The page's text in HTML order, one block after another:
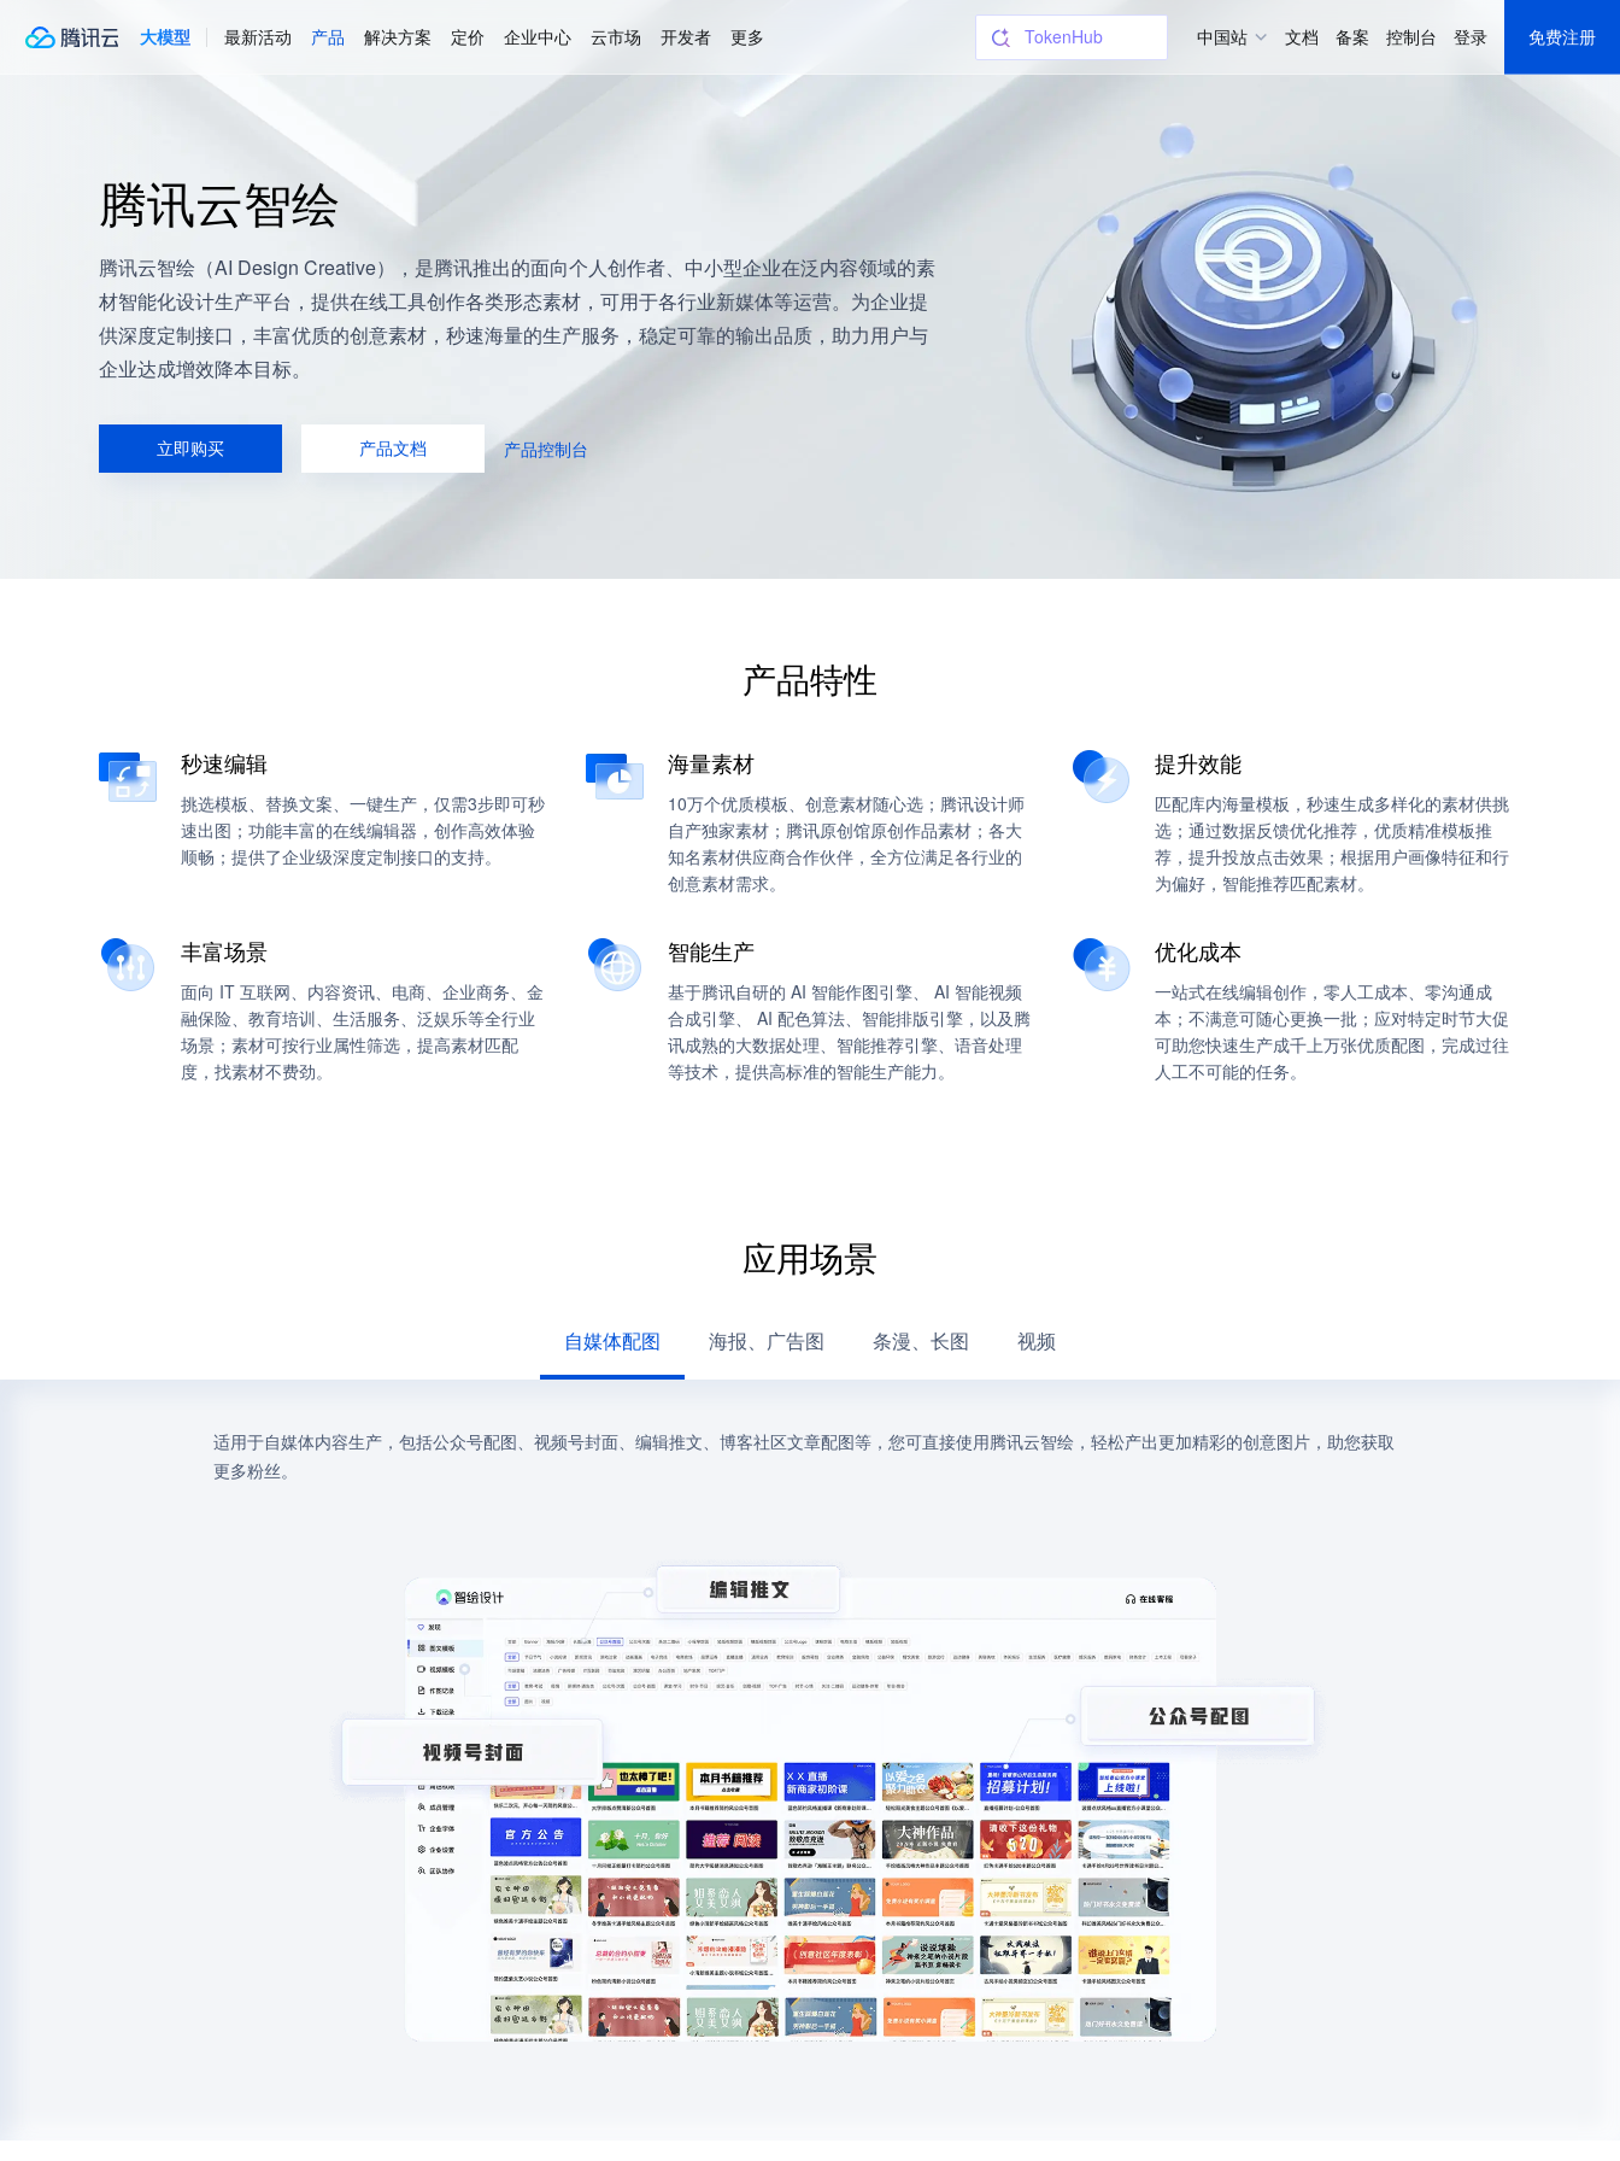
大模型 最新活动 产品 解决方案 定价 企业中心 云市场 开发者 更多
TokenHub
SSL 证书
CodeBuddy
云服务器
WorkBuddy
中国站 文档 备案 控制台 登录 免费注册
腾讯云智绘
腾讯云智绘（AI Design Creative），是腾讯推出的面向个人创作者、中小型企业在泛内容领域的素
材智能化设计生产平台，提供在线工具创作各类形态素材，可用于各行业新媒体等运营。为企业提
供深度定制接口，丰富优质的创意素材，秒速海量的生产服务，稳定可靠的输出品质，助力用户与
企业达成增效降本目标。
立即购买 产品文档 产品控制台
产品特性
秒速编辑
挑选模板、替换文案、一键生产，仅需3步即可秒
速出图；功能丰富的在线编辑器，创作高效体验
顺畅；提供了企业级深度定制接口的支持。
海量素材
10万个优质模板、创意素材随心选；腾讯设计师
自产独家素材；腾讯原创馆原创作品素材；各大
知名素材供应商合作伙伴，全方位满足各行业的
创意素材需求。
提升效能
匹配库内海量模板，秒速生成多样化的素材供挑
选；通过数据反馈优化推荐，优质精准模板推
荐，提升投放点击效果；根据用户画像特征和行
为偏好，智能推荐匹配素材。
丰富场景
面向 IT 互联网、内容资讯、电商、企业商务、金
融保险、教育培训、生活服务、泛娱乐等全行业
场景；素材可按行业属性筛选，提高素材匹配
度，找素材不费劲。
智能生产
基于腾讯自研的 AI 智能作图引擎、 AI 智能视频
合成引擎、 AI 配色算法、智能排版引擎，以及腾
讯成熟的大数据处理、智能推荐引擎、语音处理
等技术，提供高标准的智能生产能力。
优化成本
一站式在线编辑创作，零人工成本、零沟通成
本；不满意可随心更换一批；应对特定时节大促
可助您快速生产成千上万张优质配图，完成过往
人工不可能的任务。
应用场景
自媒体配图 海报、广告图 条漫、长图 视频
适用于自媒体内容生产，包括公众号配图、视频号封面、编辑推文、博客社区文章配图等，您可直接使用腾讯云智绘，轻松产出更加精彩的创意图片，助您获取
更多粉丝。